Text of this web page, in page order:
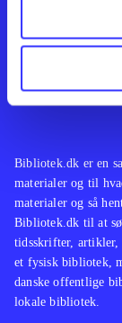
Bibliotek.dk er en
materialer og til
materialer og så
Bibliotek.dk til at
tidsskrifter, artikler,
et fysisk bibliotek,
danske offentlige
lokale bibliotek.
English